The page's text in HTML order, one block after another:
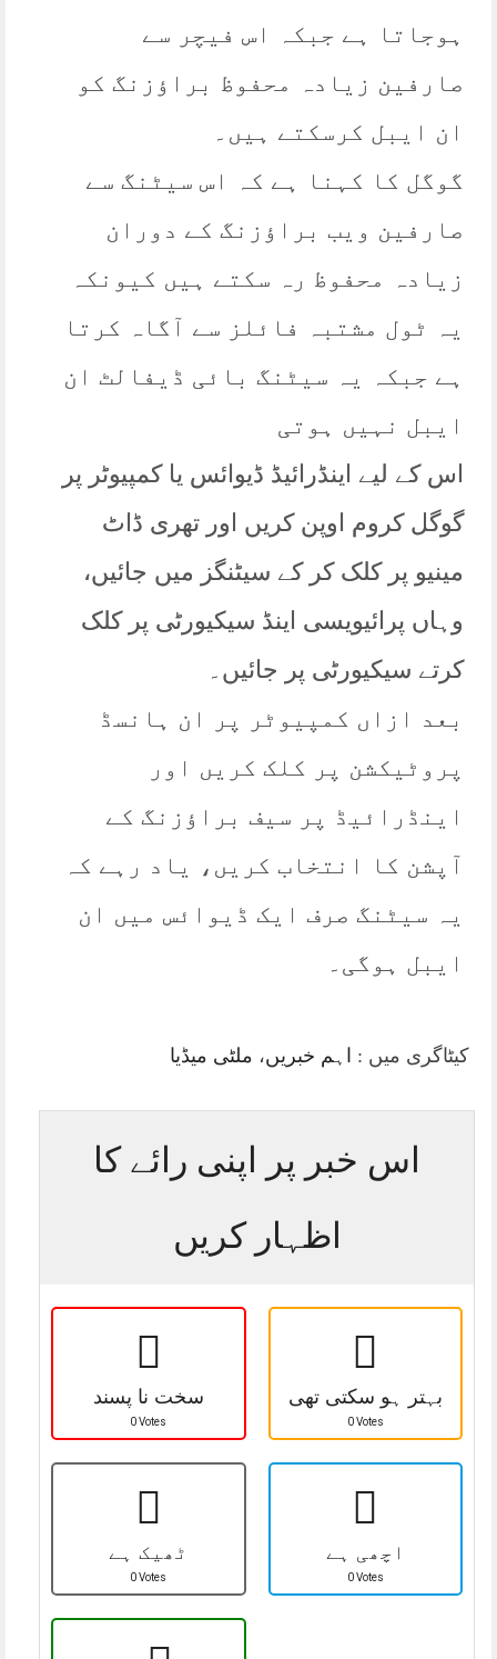
ہوجاتا ہے جبکہ اس فیچر سے
صارفین زیادہ محفوظ براؤزنگ کو
ان ایبل کرسکتے ہیں۔
گوگل کا کہنا ہے کہ اس سیٹنگ سے
صارفین ویب براؤزنگ کے دوران
زیادہ محفوظ رہ سکتے ہیں کیونکہ
یہ ٹول مشتبہ فائلز سے آگاہ کرتا
ہے جبکہ یہ سیٹنگ بائی ڈیفالٹ ان
ایبل نہیں ہوتی
اس کے لیے اینڈرائیڈ ڈیوائس یا کمپیوٹر پر
گوگل کروم اوپن کریں اور تھری ڈاٹ
مینیو پر کلک کر کے سیٹنگز میں جائیں،
وہاں پرائیویسی اینڈ سیکیورٹی پر کلک
کرتے سیکیورٹی پر جائیں۔
بعد ازاں کمپیوٹر پر ان ہانسڈ
پروٹیکشن پر کلک کریں اور
اینڈرائیڈ پر سیف براؤزنگ کے
آپشن کا انتخاب کریں، یاد رہے کہ
یہ سیٹنگ صرف ایک ڈیوائس میں ان
ایبل ہوگی۔
کیٹاگری میں : اہم خبریں، ملٹی میڈیا
اس خبر پر اپنی رائے کا
اظہار کریں
سخت نا پسند
0 Votes
بہتر ہو سکتی تھی
0 Votes
ٹھیک ہے
0 Votes
اچھی ہے
0 Votes